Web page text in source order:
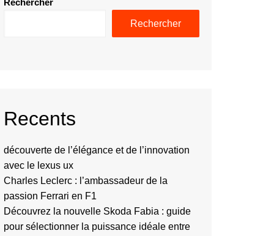
Rechercher
Rechercher
Recents
découverte de l’élégance et de l’innovation
avec le lexus ux
Charles Leclerc : l’ambassadeur de la
passion Ferrari en F1
Découvrez la nouvelle Skoda Fabia : guide
pour sélectionner la puissance idéale entre